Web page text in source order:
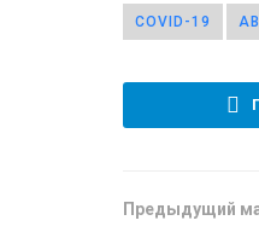
COVID-19
Предыдущий